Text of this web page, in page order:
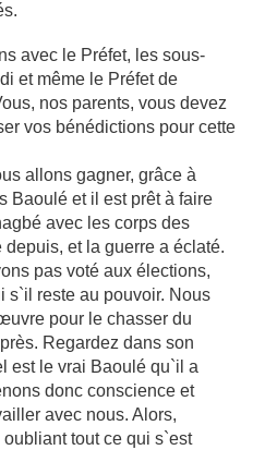
avec le Préfet, les sous-
et même le Préfet de
nos parents, vous devez
vos bénédictions pour cette
allons gagner, grâce à
Baoulé et il est prêt à faire
avec les corps des
et la guerre a éclaté.
pas voté aux élections,
s`il reste au pouvoir. Nous
pour le chasser du
Regardez dans son
est le vrai Baoulé qu`il a
donc conscience et
avec nous. Alors,
tout ce qui s`est